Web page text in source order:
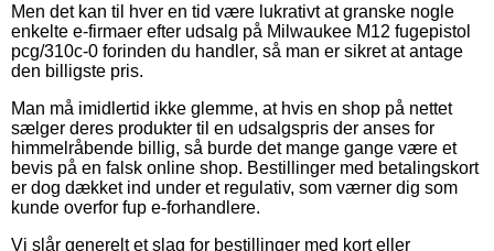
Men det kan til hver en tid være lukrativt at granske nogle
enkelte e-firmaer efter udsalg på Milwaukee M12 fugepistol
pcg/310c-0 forinden du handler, så man er sikret at antage
den billigste pris.
Man må imidlertid ikke glemme, at hvis en shop på nettet
sælger deres produkter til en udsalgspris der anses for
himmelråbende billig, så burde det mange gange være et
bevis på en falsk online shop. Bestillinger med betalingskort
er dog dækket ind under et regulativ, som værner dig som
kunde overfor fup e-forhandlere.
Vi slår generelt et slag for bestillinger med kort eller